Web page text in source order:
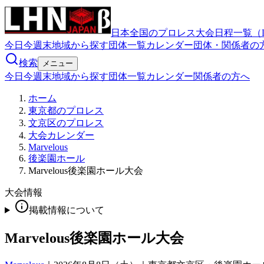
日本全国のプロレス大会日程一覧（
今日 今週末地域から探す団体一覧カレンダー団体・関係者の
検索
メニュー
今日 今週末地域から探す団体一覧カレンダー関係者の方へ
ホーム
東京都のプロレス
文京区のプロレス
大会カレンダー
Marvelous
後楽園ホール
Marvelous後楽園ホール大会
大会情報
掲載情報について
Marvelous後楽園ホール大会